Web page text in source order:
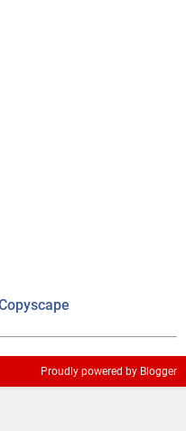
Proudly powered by Blogger